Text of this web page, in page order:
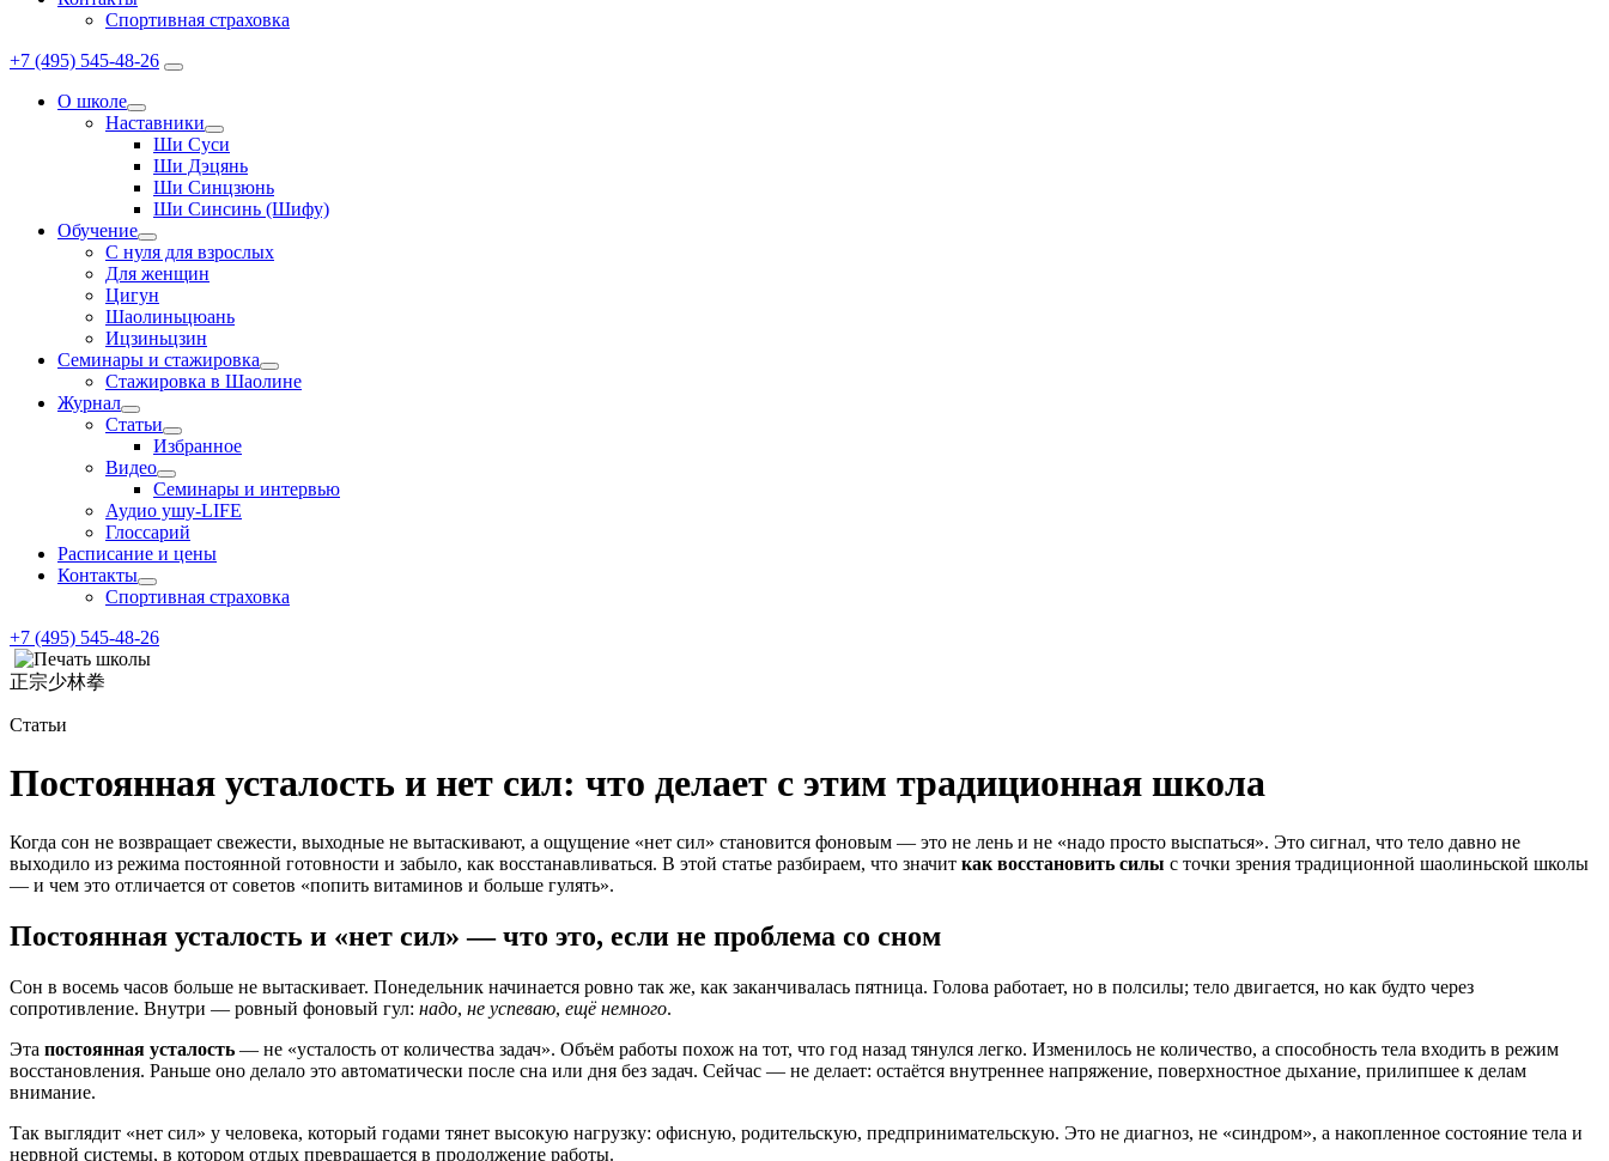
Спортивная страховка
+7 (495) 545-48-26
О школе
Наставники
Ши Суси
Ши Дэцянь
Ши Синцзюнь
Ши Синсинь (Шифу)
Обучение
С нуля для взрослых
Для женщин
Цигун
Шаолиньцюань
Ицзиньцзин
Семинары и стажировка
Стажировка в Шаолине
Журнал
Статьи
Избранное
Видео
Семинары и интервью
Аудио ушу-LIFE
Глоссарий
Расписание и цены
Контакты
Спортивная страховка
+7 (495) 545-48-26
正宗少林拳
Статьи
Постоянная усталость и нет сил: что делает с этим традиционная школа
Когда сон не возвращает свежести, выходные не вытаскивают, а ощущение «нет сил» становится фоновым — это не лень и не «надо просто выспаться». Это сигнал, что тело давно не
выходило из режима постоянной готовности и забыло, как восстанавливаться. В этой статье разбираем, что значит как восстановить силы с точки зрения традиционной шаолиньской школы
— и чем это отличается от советов «попить витаминов и больше гулять».
Постоянная усталость и «нет сил» — что это, если не проблема со сном
Сон в восемь часов больше не вытаскивает. Понедельник начинается ровно так же, как заканчивалась пятница. Голова работает, но в полсилы; тело двигается, но как будто через
сопротивление. Внутри — ровный фоновый гул: надо, не успеваю, ещё немного.
Эта постоянная усталость — не «усталость от количества задач». Объём работы похож на тот, что год назад тянулся легко. Изменилось не количество, а способность тела входить в режим
восстановления. Раньше оно делало это автоматически после сна или дня без задач. Сейчас — не делает: остаётся внутреннее напряжение, поверхностное дыхание, прилипшее к делам
внимание.
Так выглядит «нет сил» у человека, который годами тянет высокую нагрузку: офисную, родительскую, предпринимательскую. Это не диагноз, не «синдром», а накопленное состояние тела и
нервной системы, в котором отдых превращается в продолжение работы.